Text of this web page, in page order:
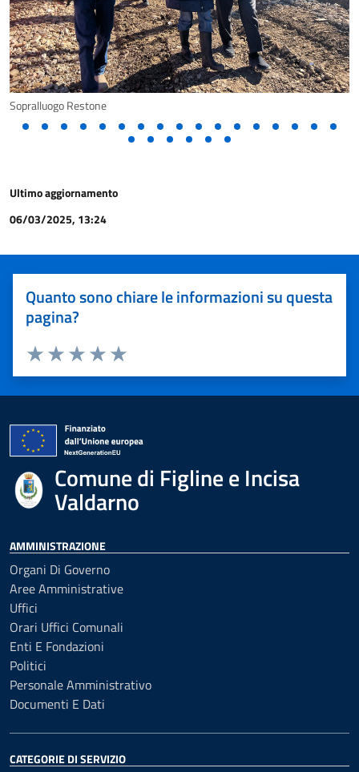
Sopralluogo Restone
Ultimo aggiornamento
06/03/2025, 13:24
Quanto sono chiare le informazioni su questa
pagina?
Valuta 5 stelle su 5
Valuta 4 stelle su 5
Valuta 3 stelle su 5
Valuta 2 stelle su 5
Valuta 1 stelle su 5
Comune di Figline e Incisa
Valdarno
AMMINISTRAZIONE
Organi Di Governo
Aree Amministrative
Uffici
Orari Uffici Comunali
Enti E Fondazioni
Politici
Personale Amministrativo
Documenti E Dati
CATEGORIE DI SERVIZIO